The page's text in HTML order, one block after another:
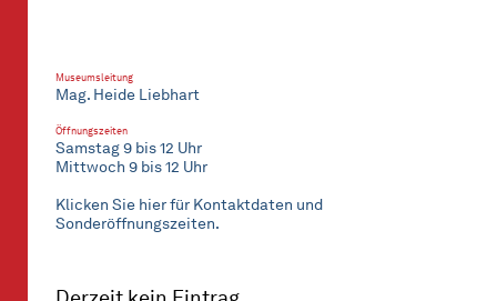
Museumsleitung
Mag. Heide Liebhart
Öffnungszeiten
Samstag 9 bis 12 Uhr
Mittwoch 9 bis 12 Uhr
Klicken Sie hier für Kontaktdaten und
Sonderöffnungszeiten.